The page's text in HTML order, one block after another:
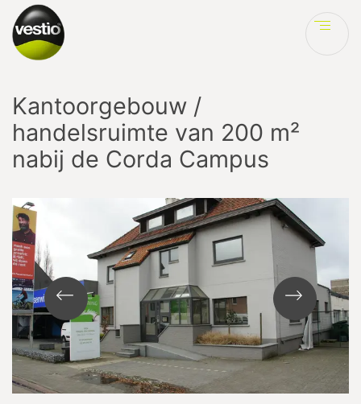
Kantoorgebouw /
handelsruimte van 200 m²
nabij de Corda Campus